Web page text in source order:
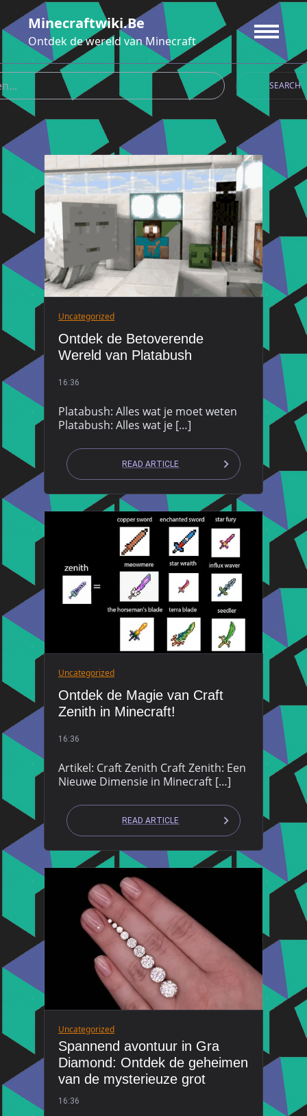
naar
de
inhoud
Minecraftwiki.be
Ontdek de wereld van Minecraft
SEARCH
Uncategorized
Ontdek de Betoverende
Wereld van Platabush
16:36
Platabush: Alles wat je moet weten
Platabush: Alles wat je […]
READ ARTICLE
Uncategorized
Ontdek de Magie van Craft
Zenith in Minecraft!
16:36
Artikel: Craft Zenith Craft Zenith: Een
Nieuwe Dimensie in Minecraft […]
READ ARTICLE
Uncategorized
Spannend avontuur in Gra
Diamond: Ontdek de geheimen
van de mysterieuze grot
16:36